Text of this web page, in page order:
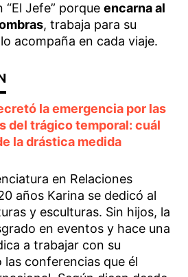
“El Jefe” porque encarna al
, trabaja para su
acompaña en cada viaje.
la emergencia por las
del trágico temporal: cuál
la drástica medida
en Relaciones
años Karina se dedicó al
y esculturas. Sin hijos, la
en eventos y hace una
a trabajar con su
conferencias que él